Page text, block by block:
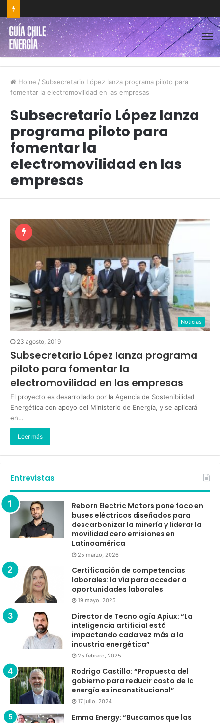
Home / Subsecretario López lanza programa piloto para
fomentar la electromovilidad en las empresas
Subsecretario López lanza
programa piloto para
fomentar la
electromovilidad en las
empresas
Noticias
23 agosto, 2019
Subsecretario López lanza programa
piloto para fomentar la
electromovilidad en las empresas
El proyecto es desarrollado por la Agencia de Sostenibilidad
Energética con apoyo del Ministerio de Energía, y se aplicará
en…
Leer más
Entrevistas
Reborn Electric Motors pone foco en
buses eléctricos diseñados para
descarbonizar la minería y liderar la
movilidad cero emisiones en
Latinoamérica
25 marzo, 2026
Certificación de competencias
laborales: la vía para acceder a
oportunidades laborales
19 mayo, 2025
Director de Tecnología Apiux: “La
inteligencia artificial está
impactando cada vez más a la
industria energética”
25 febrero, 2025
Rodrigo Castillo: “Propuesta del
gobierno para reducir costo de la
energía es inconstitucional”
17 julio, 2024
Emma Energy: “Buscamos que las